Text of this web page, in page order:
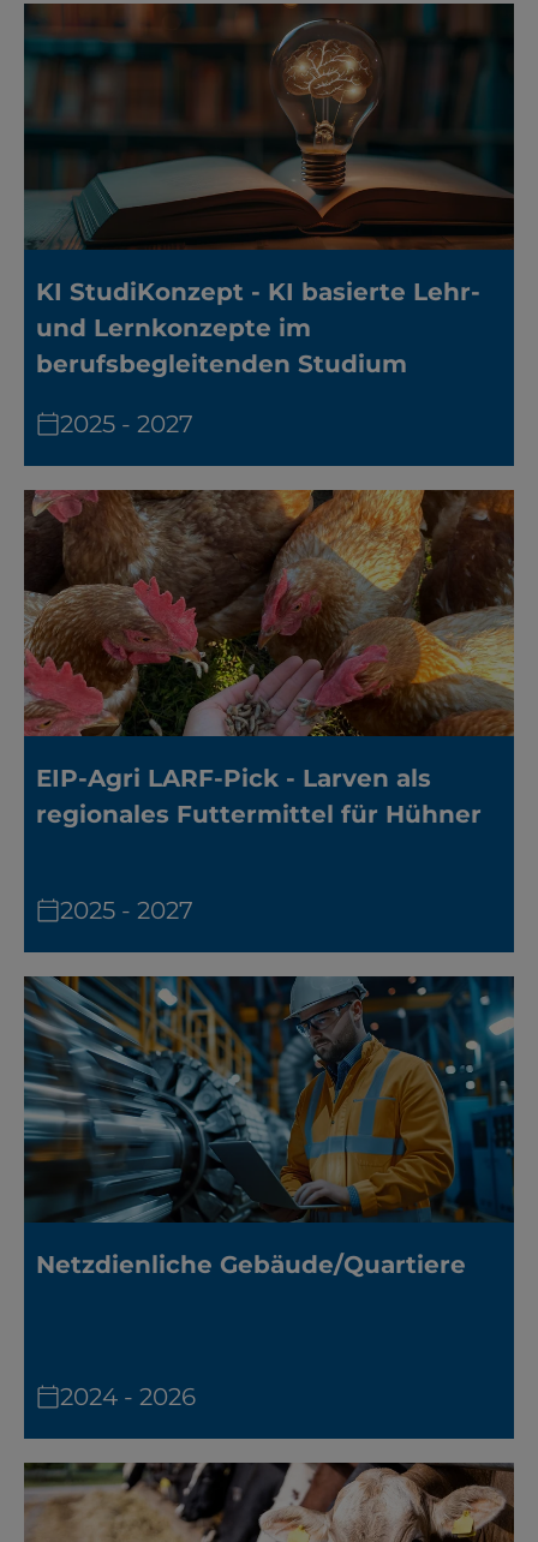
KI StudiKonzept - KI basierte Lehr-
und Lernkonzepte im
berufsbegleitenden Studium
2025 - 2027
EIP-Agri LARF-Pick - Larven als
regionales Futtermittel für Hühner
2025 - 2027
Netzdienliche Gebäude/Quartiere
2024 - 2026